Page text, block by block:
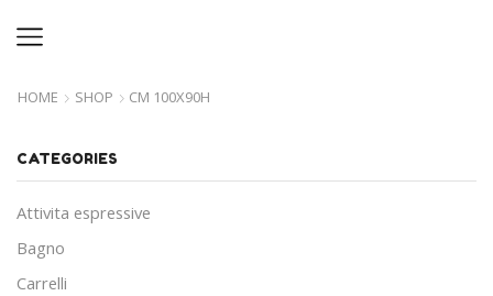
HOME SHOP CM 100X90H
CATEGORIES
Attivita espressive
Bagno
Carrelli